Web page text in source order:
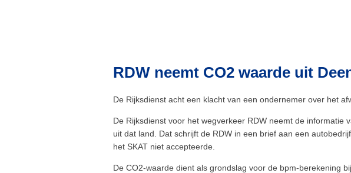
RDW neemt CO2 waarde uit
De Rijksdienst acht een klacht van een ondernemer over het
De Rijksdienst voor het wegverkeer RDW neemt de informatie
uit dat land. Dat schrijft de RDW in een brief aan een
het SKAT niet accepteerde.
De CO2-waarde dient als grondslag voor de bpm-berekening